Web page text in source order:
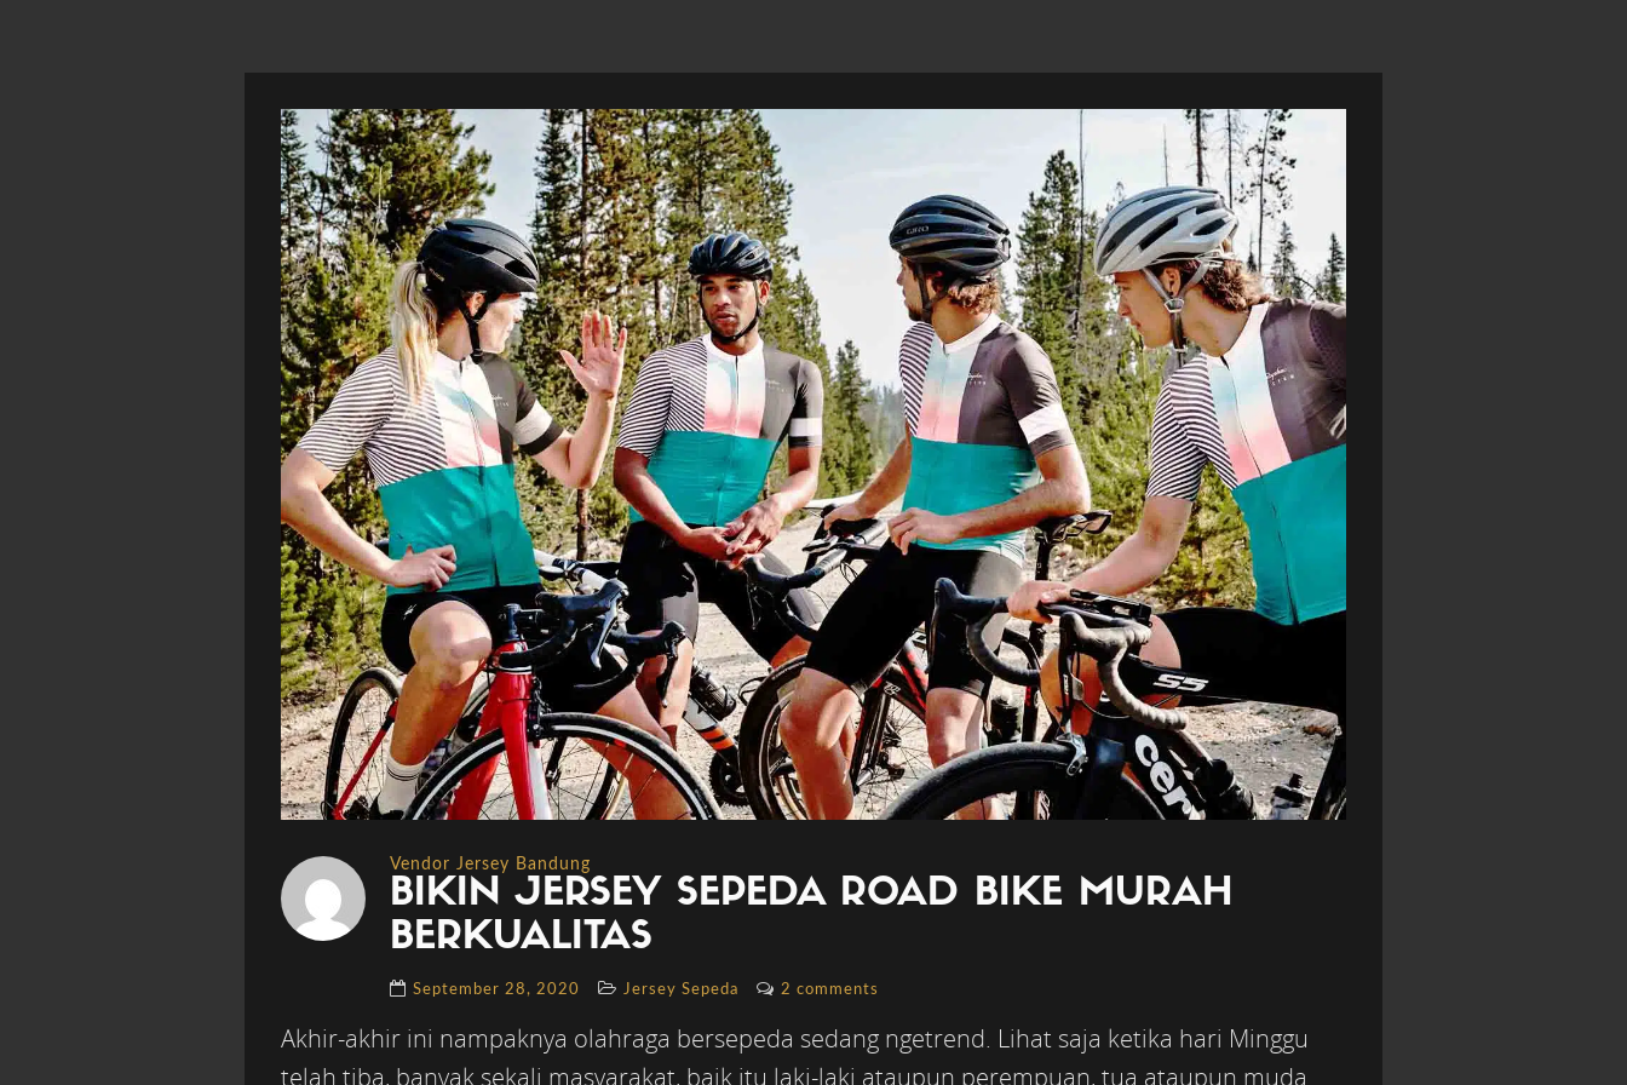
Vendor Jersey Bandung
BIKIN JERSEY SEPEDA ROAD BIKE MURAH
BERKUALITAS
September 28, 2020 Jersey Sepeda 2 comments
Akhir-akhir ini nampaknya olahraga bersepeda sedang ngetrend. Lihat saja ketika hari Minggu
telah tiba, banyak sekali masyarakat, baik itu laki-laki ataupun perempuan, tua ataupun muda